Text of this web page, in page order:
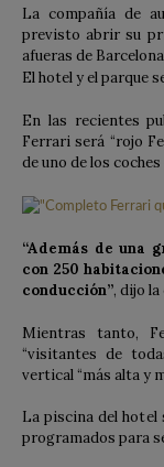
La compañía de
previsto abrir su
afueras de
El hotel y el parque
En las recientes
Ferrari será “rojo
de uno de los
“Además de una
con 250
conducción”, dijo
Mientras tanto,
“visitantes de
vertical “más alta y
La piscina del hotel
programados para